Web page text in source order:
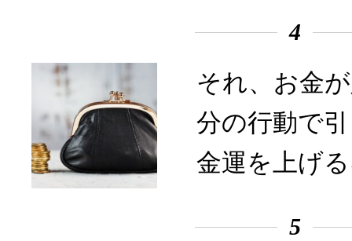
4
それ、お金
分の行動で
金運を上げ
5